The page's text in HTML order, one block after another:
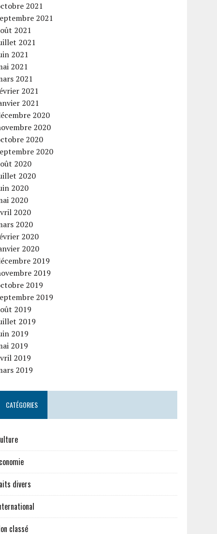
2021
2021
2021
2021
2021
2021
2021
2021
2021
2020
2020
2020
2020
2020
2020
2020
2020
2020
2020
2020
2020
2019
2019
2019
2019
2019
2019
2019
2019
2019
2019
CATÉGORIES
divers
classé